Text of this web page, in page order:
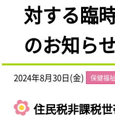
対する臨
のお知ら
2024年8月30日(金) 保健福
住民税非課税